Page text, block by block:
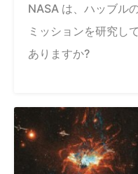
NASA は、ハッブル
ミッションを研究し
ありますか?